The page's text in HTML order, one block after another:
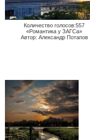
Количество голосов:557
«Романтика у ЗАГСа»
Автор: Александр Потапов